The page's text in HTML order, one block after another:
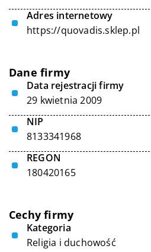
Adres internetowy
https://quovadis.sklep.pl
Dane firmy
Data rejestracji firmy
29 kwietnia 2009
NIP
8133341968
REGON
180420165
Cechy firmy
Kategoria
Religia i duchowość